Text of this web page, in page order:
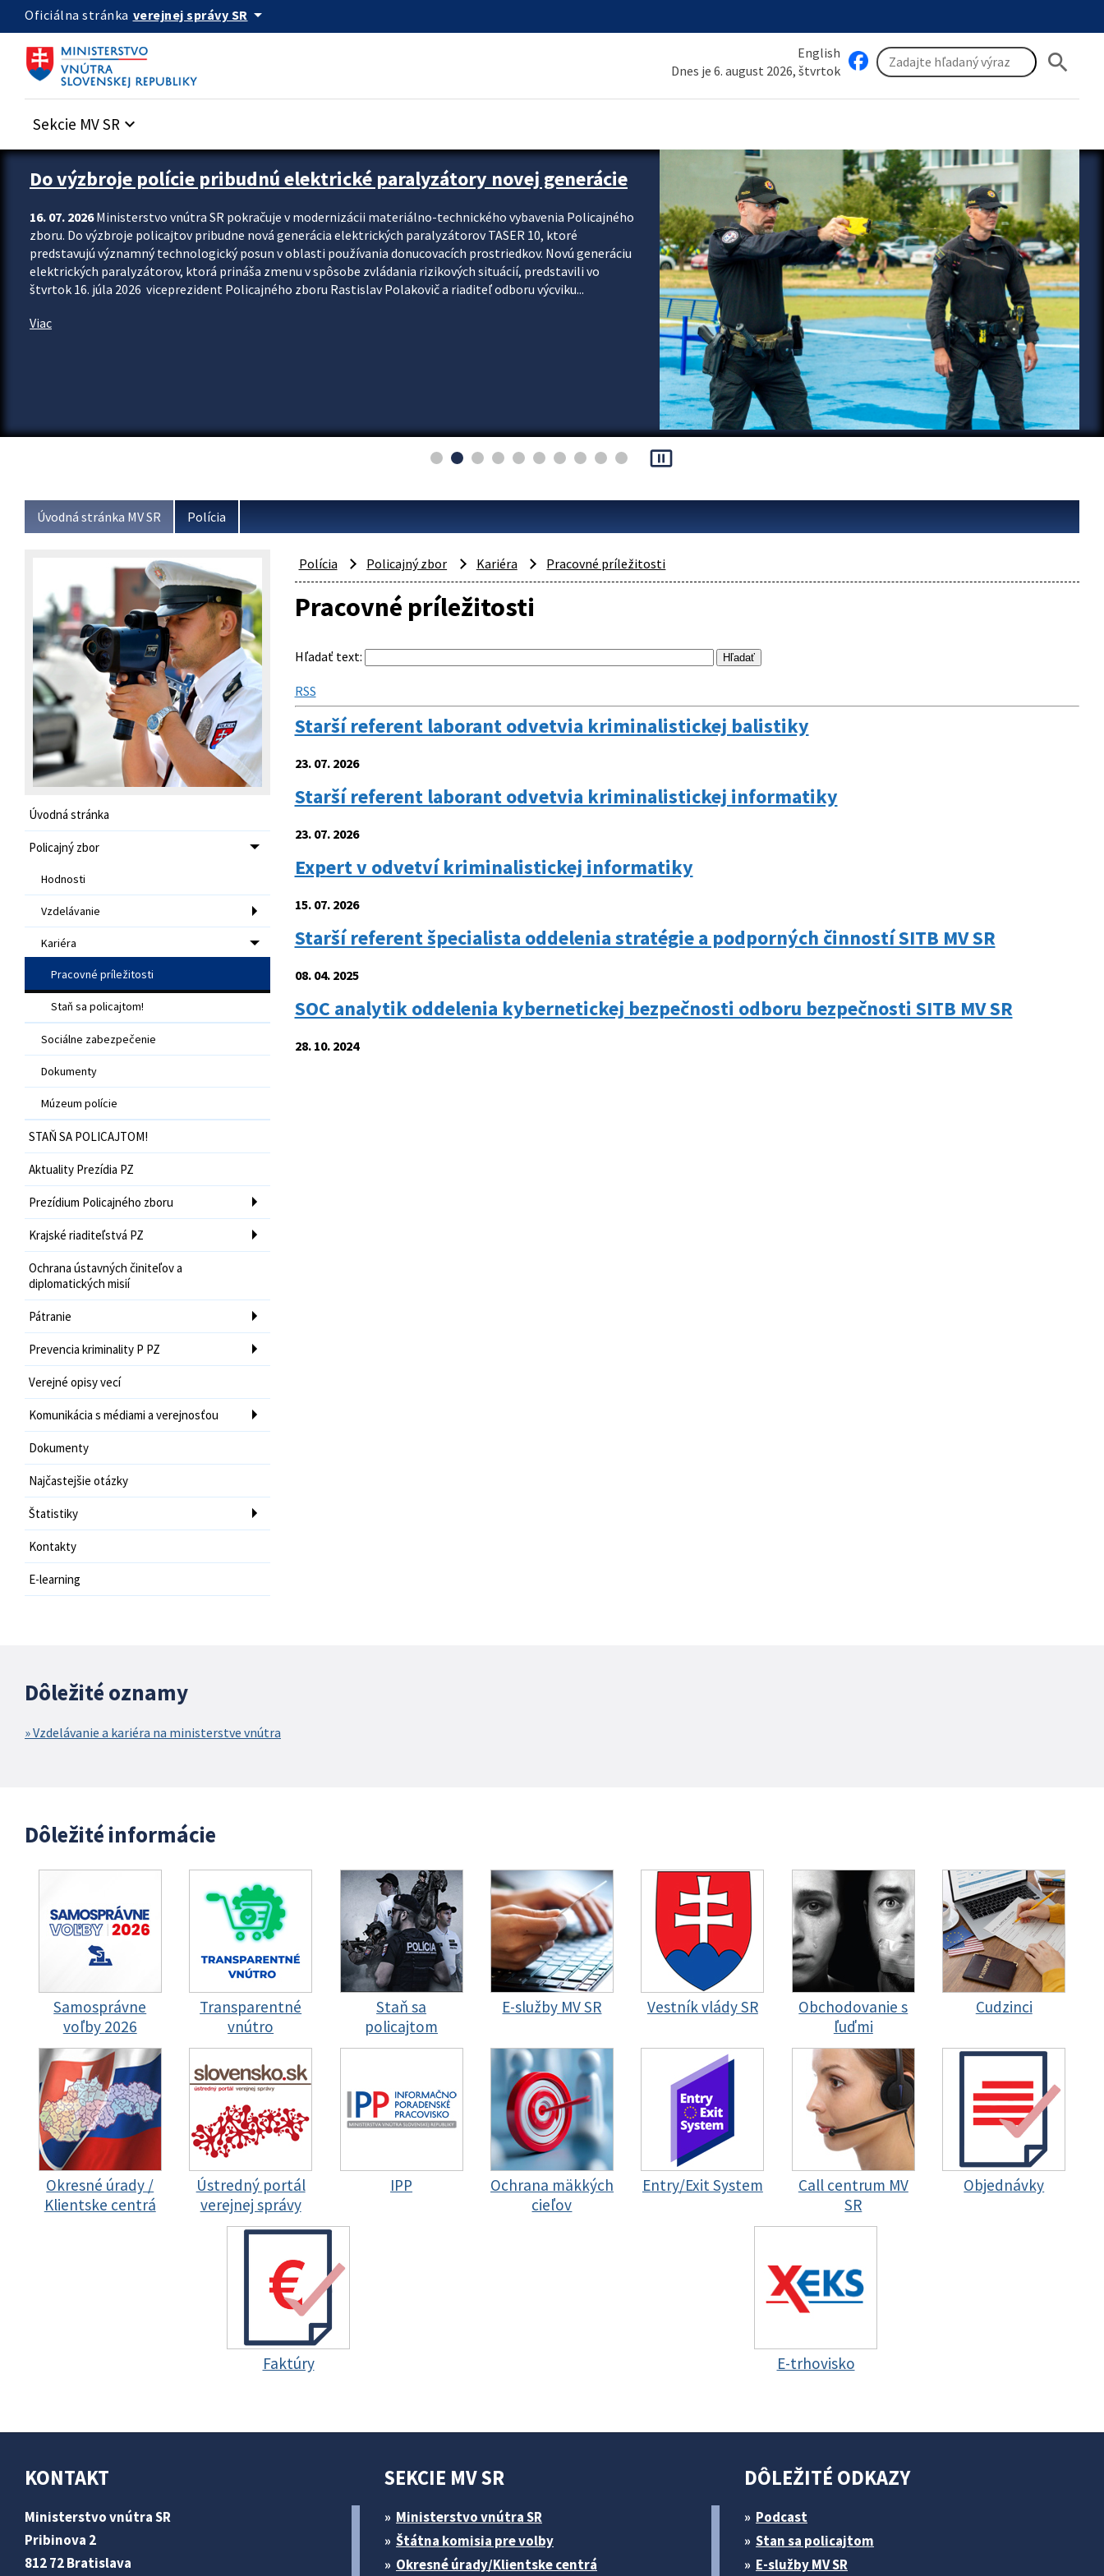
Preskocit na hlavný obsah
Oficiálna stránka verejnej správy SR arrow_drop_down
English
Dnes je 6. august 2026, štvrtok
search
Sekcie MV SR keyboard_arrow_down
Zastavit automatický posun upútavok
Do výzbroje polície pribudnú elektrické paralyzátory novej generácie
16. 07. 2026Ministerstvo vnútra SR pokračuje v modernizácii materiálno-technického vybavenia Policajného
zboru. Do výzbroje policajtov pribudne nová generácia elektrických paralyzátorov TASER 10, ktoré
predstavujú významný technologický posun v oblasti používania donucovacích prostriedkov. Novú generáciu
elektrických paralyzátorov, ktorá prináša zmenu v spôsobe zvládania rizikových situácií, predstavili vo
štvrtok 16. júla 2026 viceprezident Policajného zboru Rastislav Polakovič a riaditeľ odboru výcviku...
Viac
pause_presentation
Úvodná stránka MV SR Polícia
Úvodná stránka
Policajný zbor
Hodnosti
Vzdelávanie
Kariéra
Pracovné príležitosti
Staň sa policajtom!
Sociálne zabezpečenie
Dokumenty
Múzeum polície
STAŇ SA POLICAJTOM!
Aktuality Prezídia PZ
Prezídium Policajného zboru
Krajské riaditeľstvá PZ
Ochrana ústavných činiteľov a
diplomatických misií
Pátranie
Prevencia kriminality P PZ
Verejné opisy vecí
Komunikácia s médiami a verejnosťou
Dokumenty
Najčastejšie otázky
Štatistiky
Kontakty
E-learning
Polícia Policajný zbor Kariéra Pracovné príležitosti
Pracovné príležitosti
Hľadať text:
RSS
Starší referent laborant odvetvia kriminalistickej balistiky
23. 07. 2026
Starší referent laborant odvetvia kriminalistickej informatiky
23. 07. 2026
Expert v odvetví kriminalistickej informatiky
15. 07. 2026
Starší referent špecialista oddelenia stratégie a podporných činností SITB MV SR
08. 04. 2025
SOC analytik oddelenia kybernetickej bezpečnosti odboru bezpečnosti SITB MV SR
28. 10. 2024
Dôležité oznamy
Vzdelávanie a kariéra na ministerstve vnútra
Dôležité informácie
Samosprávne
voľby 2026
Transparentné
vnútro
Staň sa
policajtom
E-služby MV SR Vestník vlády SR
Obchodovanie s
ľuďmi
Cudzinci
Okresné úrady /
Klientske centrá
Ústredný portál
verejnej správy
IPP
Ochrana mäkkých
cieľov
Entry/Exit System
Call centrum MV
SR
Objednávky
Faktúry E-trhovisko
KONTAKT
Ministerstvo vnútra SR
Pribinova 2
812 72 Bratislava
SEKCIE MV SR
Ministerstvo vnútra SR
Štátna komisia pre volby
Okresné úrady/Klientske centrá
DÔLEŽITÉ ODKAZY
Podcast
Stan sa policajtom
E-služby MV SR